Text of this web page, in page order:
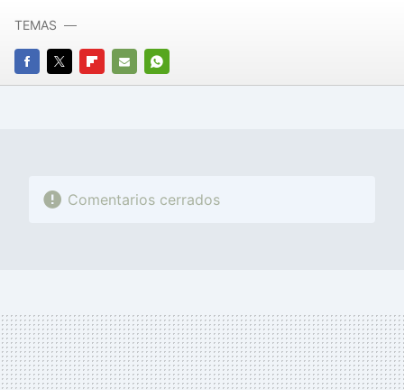
FACEBOOK
TWITTERFLIPBOARD
E-
WHATSAPP
TEMAS
Comentarios cerrados